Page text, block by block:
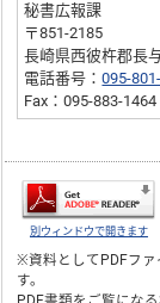
秘書広報課
〒851-2185
長崎県西彼杵郡長
電話番号：095-
Fax：095-883-1464
別ウィンドウで開きます
※資料としてPDFフ
す。